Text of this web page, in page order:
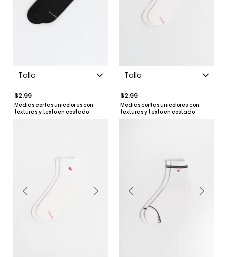
Talla
$2.99
Medias cortas unicolores con
texturas y texto en costado
Talla
$2.99
Medias cortas unicolores con
texturas y texto en costado